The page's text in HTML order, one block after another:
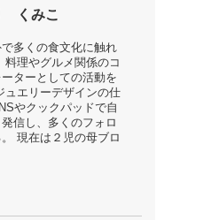
くみこ
多くの食文化に触れ
料理やグルメ関係のコ
ターとしての活動を
ュエリーデザインの仕
やクックパッドで自
信し、多くのフォロ
現在は２児の母ブロ